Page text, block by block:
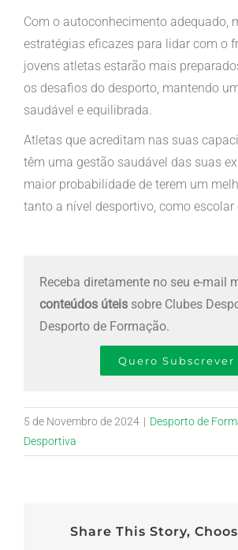
Com o autoconhecimento adequado,
estratégias eficazes para lidar com o
jovens atletas estarão mais
os desafios do desporto, mantendo
saudável e equilibrada.
Atletas que acreditam nas suas
têm uma gestão saudável das suas
maior probabilidade de terem um
tanto a nível desportivo, como escolar
Receba diretamente no seu e-mail
conteúdos úteis sobre Clubes
Desporto de Formação.
Quero Subscrever
5 de Novembro de 2024 | Desporto de
Desportiva
Share This Story,